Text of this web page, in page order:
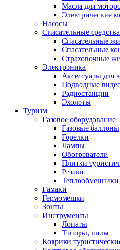
Масла для
Электрические
Насосы
Спасательные средства
Спасательные
Спасательные
Страховочные
Электроника
Аксессуары для
Подводные
Радиостанции
Эхолоты
Туризм
Газовое оборудование
Газовые баллоны
Горелки
Лампы
Обогреватели
Плитки
Резаки
Теплообменники
Гамаки
Гермомешки
Зонты
Инструменты
Лопаты
Топоры, пилы
Коврики